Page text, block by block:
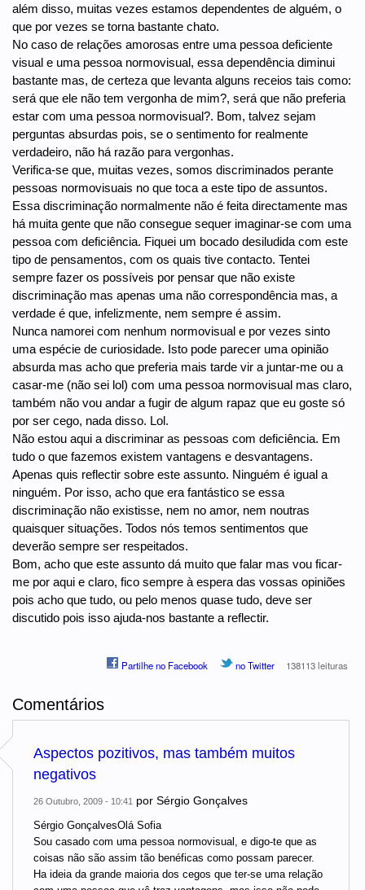
além disso, muitas vezes estamos dependentes de alguém, o
que por vezes se torna bastante chato.
No caso de relações amorosas entre uma pessoa deficiente
visual e uma pessoa normovisual, essa dependência diminui
bastante mas, de certeza que levanta alguns receios tais como:
será que ele não tem vergonha de mim?, será que não preferia
estar com uma pessoa normovisual?. Bom, talvez sejam
perguntas absurdas pois, se o sentimento for realmente
verdadeiro, não há razão para vergonhas.
Verifica-se que, muitas vezes, somos discriminados perante
pessoas normovisuais no que toca a este tipo de assuntos.
Essa discriminação normalmente não é feita directamente mas
há muita gente que não consegue sequer imaginar-se com uma
pessoa com deficiência. Fiquei um bocado desiludida com este
tipo de pensamentos, com os quais tive contacto. Tentei
sempre fazer os possíveis por pensar que não existe
discriminação mas apenas uma não correspondência mas, a
verdade é que, infelizmente, nem sempre é assim.
Nunca namorei com nenhum normovisual e por vezes sinto
uma espécie de curiosidade. Isto pode parecer uma opinião
absurda mas acho que preferia mais tarde vir a juntar-me ou a
casar-me (não sei lol) com uma pessoa normovisual mas claro,
também não vou andar a fugir de algum rapaz que eu goste só
por ser cego, nada disso. Lol.
Não estou aqui a discriminar as pessoas com deficiência. Em
tudo o que fazemos existem vantagens e desvantagens.
Apenas quis reflectir sobre este assunto. Ninguém é igual a
ninguém. Por isso, acho que era fantástico se essa
discriminação não existisse, nem no amor, nem noutras
quaisquer situações. Todos nós temos sentimentos que
deverão sempre ser respeitados.
Bom, acho que este assunto dá muito que falar mas vou ficar-
me por aqui e claro, fico sempre à espera das vossas opiniões
pois acho que tudo, ou pelo menos quase tudo, deve ser
discutido pois isso ajuda-nos bastante a reflectir.
Partilhe no Facebook no Twitter 138113 leituras
Comentários
Aspectos pozitivos, mas também muitos
negativos
26 Outubro, 2009 - 10:41 por Sérgio Gonçalves
Sérgio GonçalvesOlá Sofia
Sou casado com uma pessoa normovisual, e digo-te que as
coisas não são assim tão benéficas como possam parecer.
Ha ideia da grande maioria dos cegos que ter-se uma relação